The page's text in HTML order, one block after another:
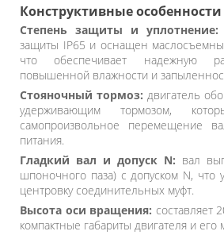
Конструктивные особенности
Степень защиты и уплотнение:
защиты IP65 и оснащен
что обеспечивает надежную
повышенной влажности и
Стояночный тормоз: двигатель
удерживающим тормозом,
самопроизвольное перемещение
питания.
Гладкий вал и допуск N: вал
шпоночного паза) с допуском N, что
центровку соединительных муфт.
Высота оси вращения: составляет
компактные габариты двигателя и